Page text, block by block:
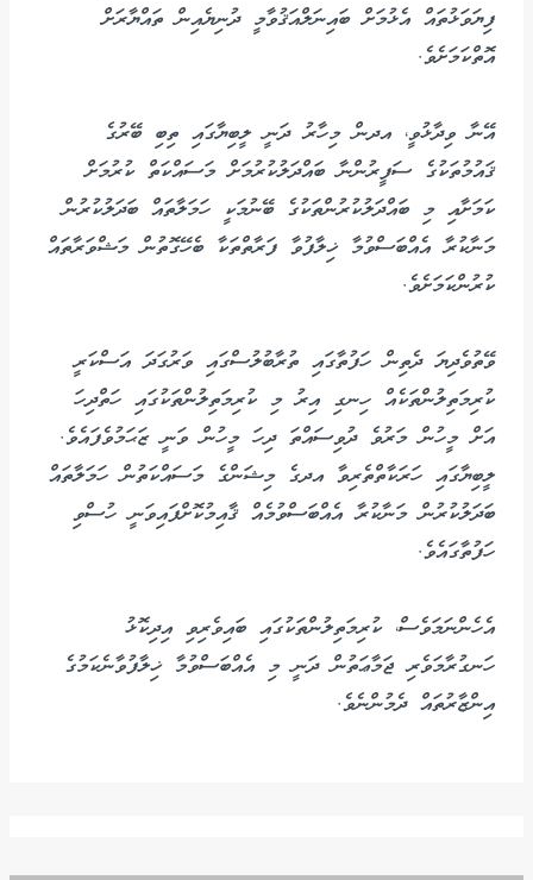
ފިޔަވަޅުތައް އެޅުމަށް ބައިނަލްއަޤުވާމީ ދުނިޔެއިން ތައްޔާރަށް
އޮތްކަމަށެވެ.
އޭނާ ވިދާޅުވީ، އދން މިހާރު ދަނީ ލީބިޔާގައި ތިބި ބޭރުގެ
ޤައުމުތަކުގެ ސަފީރުންނާ ބައްދަލުކުރުމަށް މަސައްކަތް ކުރުމަށް
ކަމަށާއި މި ބައްދަލުކުރުންތަކުގެ ބޭނުމަކީ ހަމަލާތައް ބަދަލުކުރުން
މަނާކުރާ އެއްބަސްވުމާ ޚިލާފުވާ ފަރާތްތަކާ ބެހޭގޮތުން މަޝްވަރާތައް
ކުރުންކަމަށެވެ.
ވޭތުވެދިޔަ ދެތިން ހަފުތާގައި ތުރާބުލުސްގައި ވަރުގަދަ އަސްކަރީ
ކުރިމަތިލުންތަކެއް ހިނގި އިރު މި ކުރިމަތިލުންތަކުގައި ހަތްދިހަ
އަށް މީހުން މަރުވެ ދުވިސައްތަ ދިހަ މީހުން ވަނީ ޒަޙަމުވެފައެވެ.
ލީބިޔާގައި ހަރަކާތްތެރިވާ އދގެ މިޝަންގެ މަސައްކަތުން ހަމަލާތައް
ބަދަލުކުރުން މަނާކުރާ އެއްބަސްވުމެއް ޤާއިމުކޮށްފައިވަނީ ހުސްވި
ހަފުތާގައެވެ.
އެހެންނަމަވެސް، ކުރިމަތިލުންތަކުގައި ބައިވެރިވި އިދިކޮޅު
ހަނގުރާމަވެރި ޖަމާޢަތުން ދަނީ މި އެއްބަސްވުމާ ޚިލާފުވާނެކަމުގެ
އިންޒާރުތައް ދެމުންނެވެ.